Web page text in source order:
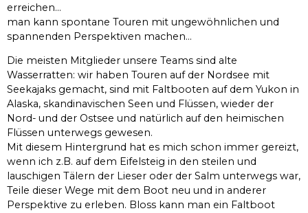
erreichen...
man kann spontane Touren mit ungewöhnlichen und
spannenden Perspektiven machen...
Die meisten Mitglieder unsere Teams sind alte
Wasserratten: wir haben Touren auf der Nordsee mit
Seekajaks gemacht, sind mit Faltbooten auf dem Yukon in
Alaska, skandinavischen Seen und Flüssen, wieder der
Nord- und der Ostsee und natürlich auf den heimischen
Flüssen unterwegs gewesen.
Mit diesem Hintergrund hat es mich schon immer gereizt,
wenn ich z.B. auf dem Eifelsteig in den steilen und
lauschigen Tälern der Lieser oder der Salm unterwegs war,
Teile dieser Wege mit dem Boot neu und in anderer
Perspektive zu erleben. Bloss kann man ein Faltboot